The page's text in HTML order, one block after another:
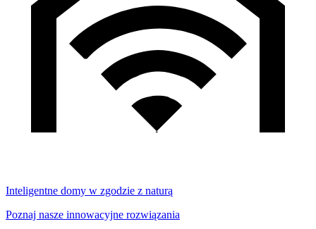
Inteligentne domy w zgodzie z naturą
Poznaj nasze innowacyjne rozwiązania